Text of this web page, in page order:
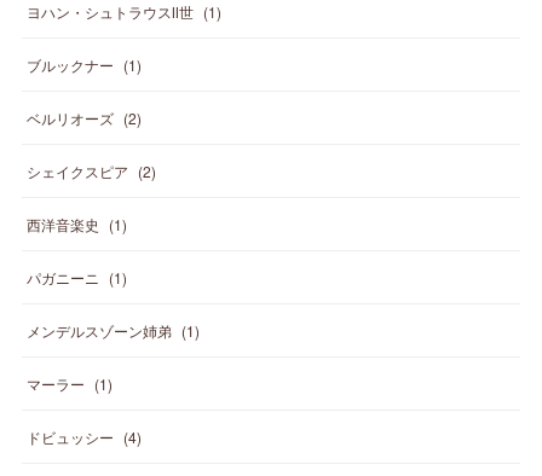
ヨハン・シュトラウスⅡ世 (1)
ブルックナー (1)
ベルリオーズ (2)
シェイクスピア (2)
西洋音楽史 (1)
パガニーニ (1)
メンデルスゾーン姉弟 (1)
マーラー (1)
ドビュッシー (4)